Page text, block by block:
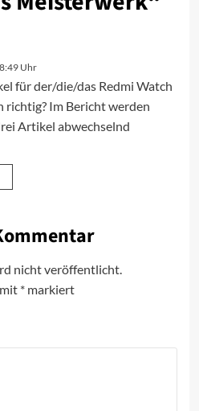
Uhr
für der/die/das Redmi Watch
richtig? Im Bericht werden
Artikel abwechselnd
nicht veröffentlicht.
*markiert